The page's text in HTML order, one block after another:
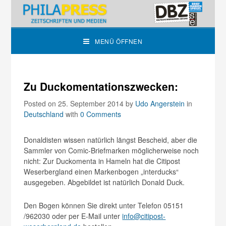
MENÜ ÖFFNEN
Zu Duckomentationszwecken:
Posted on 25. September 2014by Udo Angerstein in
Deutschland with0 Comments
Donaldisten wissen natürlich längst Bescheid, aber die
Sammler von Comic-Briefmarken möglicherweise noch
nicht: Zur Duckomenta in Hameln hat die Citipost
Weserbergland einen Markenbogen „interducks“
ausgegeben. Abgebildet ist natürlich Donald Duck.
Den Bogen können Sie direkt unter Telefon 05151
/962030 oder per E-Mail unterinfo@citipost-